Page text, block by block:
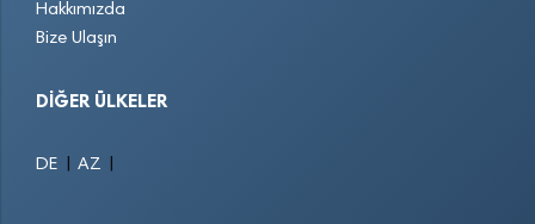
Hakkımızda
Bize Ulaşın
DIĞER ÜLKELER
DE AZ